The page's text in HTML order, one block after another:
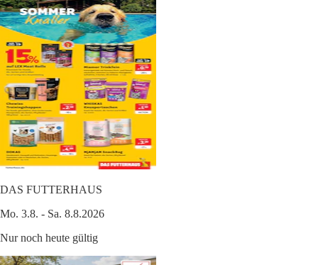
DAS FUTTERHAUS
Mo. 3.8. - Sa. 8.8.2026
Nur noch heute gültig